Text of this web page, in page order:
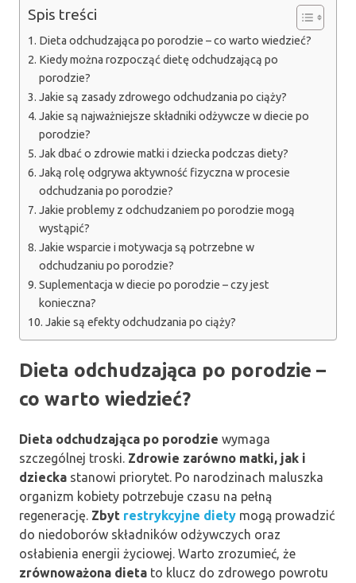
Spis treści
Dieta odchudzająca po porodzie – co warto wiedzieć?
Kiedy można rozpocząć dietę odchudzającą po
porodzie?
Jakie są zasady zdrowego odchudzania po ciąży?
Jakie są najważniejsze składniki odżywcze w diecie po
porodzie?
Jak dbać o zdrowie matki i dziecka podczas diety?
Jaką rolę odgrywa aktywność fizyczna w procesie
odchudzania po porodzie?
Jakie problemy z odchudzaniem po porodzie mogą
wystąpić?
Jakie wsparcie i motywacja są potrzebne w
odchudzaniu po porodzie?
Suplementacja w diecie po porodzie – czy jest
konieczna?
Jakie są efekty odchudzania po ciąży?
Dieta odchudzająca po porodzie –
co warto wiedzieć?
Dieta odchudzająca po porodzie wymaga
szczególnej troski. Zdrowie zarówno matki, jak i
dziecka stanowi priorytet. Po narodzinach maluszka
organizm kobiety potrzebuje czasu na pełną
regenerację. Zbyt restrykcyjne diety mogą prowadzić
do niedoborów składników odżywczych oraz
osłabienia energii życiowej. Warto zrozumieć, że
zrównoważona dieta to klucz do zdrowego powrotu